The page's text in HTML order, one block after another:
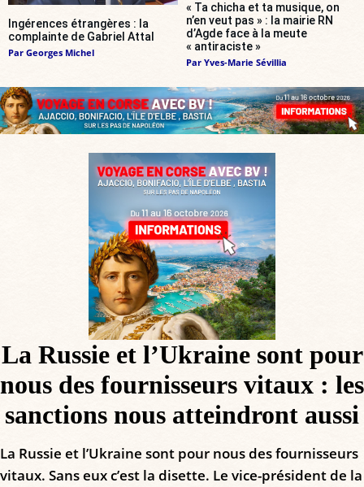
Ingérences étrangères : la
complainte de Gabriel Attal
Par Georges Michel
« Ta chicha et ta musique, on
n’en veut pas » : la mairie RN
d’Agde face à la meute
« antiraciste »
Par Yves-Marie Sévillia
La Russie et l’Ukraine sont pour
nous des fournisseurs vitaux : les
sanctions nous atteindront aussi
La Russie et l’Ukraine sont pour nous des fournisseurs
vitaux. Sans eux c’est la disette. Le vice-président de la